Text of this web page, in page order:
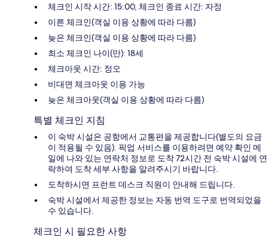
체크인 시작 시간: 15:00, 체크인 종료 시간: 자정
이른 체크인(객실 이용 상황에 따라 다름)
늦은 체크인(객실 이용 상황에 따라 다름)
최소 체크인 나이(만): 18세
체크아웃 시간: 정오
비대면 체크아웃 이용 가능
늦은 체크아웃(객실 이용 상황에 따라 다름)
특별 체크인 지침
이 숙박 시설은 공항에서 교통편을 제공합니다(별도의 요금
이 적용될 수 있음). 픽업 서비스를 이용하려면 예약 확인 메
일에 나와 있는 연락처 정보로 도착 72시간 전 숙박 시설에 연
락하여 도착 세부 사항을 알려주시기 바랍니다.
도착하시면 프런트 데스크 직원이 안내해 드립니다.
숙박 시설에서 제공한 정보는 자동 번역 도구로 번역되었을
수 있습니다.
체크인 시 필요한 사항